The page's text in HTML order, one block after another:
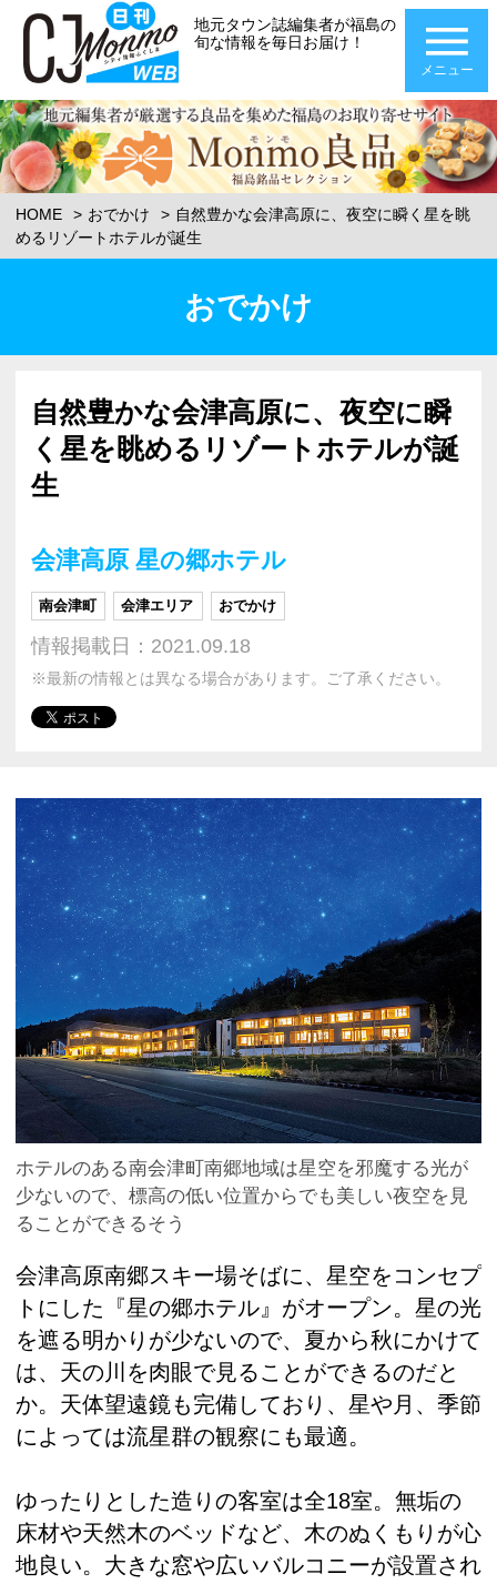
地元タウン誌編集者が福島の
旬な情報を毎日お届け！
メニュー
HOME おでかけ
自然豊かな会津高原に、夜空に瞬く星を眺
めるリゾートホテルが誕生
おでかけ
自然豊かな会津高原に、夜空に瞬
く星を眺めるリゾートホテルが誕
生
会津高原 星の郷ホテル
南会津町 会津エリア おでかけ
情報掲載日：2021.09.18
※最新の情報とは異なる場合があります。ご了承ください。
ホテルのある南会津町南郷地域は星空を邪魔する光が
少ないので、標高の低い位置からでも美しい夜空を見
ることができるそう
会津高原南郷スキー場そばに、星空をコンセプ
トにした『星の郷ホテル』がオープン。星の光
を遮る明かりが少ないので、夏から秋にかけて
は、天の川を肉眼で見ることができるのだと
か。天体望遠鏡も完備しており、星や月、季節
によっては流星群の観察にも最適。
ゆったりとした造りの客室は全18室。無垢の
床材や天然木のベッドなど、木のぬくもりが心
地良い。大きな窓や広いバルコニーが設置され